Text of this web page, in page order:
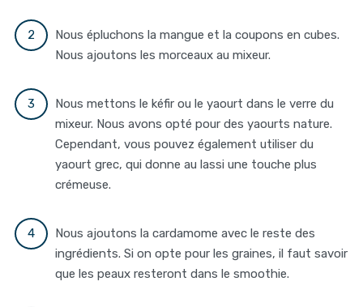
Nous épluchons la mangue et la coupons en cubes.
Nous ajoutons les morceaux au mixeur.
Nous mettons le kéfir ou le yaourt dans le verre du
mixeur. Nous avons opté pour des yaourts nature.
Cependant, vous pouvez également utiliser du
yaourt grec, qui donne au lassi une touche plus
crémeuse.
Nous ajoutons la cardamome avec le reste des
ingrédients. Si on opte pour les graines, il faut savoir
que les peaux resteront dans le smoothie.